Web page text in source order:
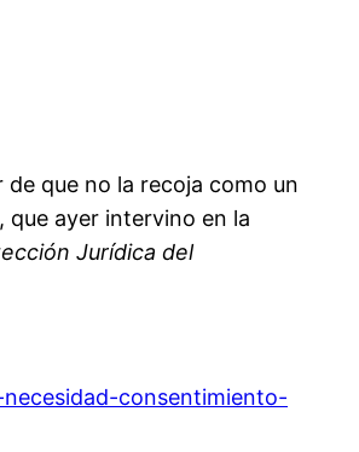
que no la recoja como un
que ayer intervino en la
Jurídica del
consentimiento-